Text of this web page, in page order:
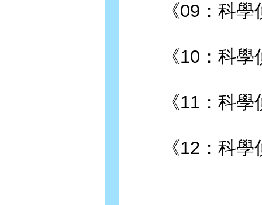
《09：科學
《10：科學
《11：科學
《12：科學